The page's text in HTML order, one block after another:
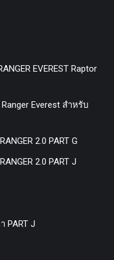
EVEREST Raptor
Everest สำหรับ
2.0 PART G
2.0 PART J
PART J